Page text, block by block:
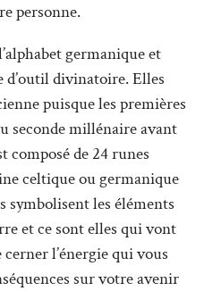
personne.
germanique et
divinatoire. Elles
puisque les premières
seconde millénaire avant
composé de 24 runes
celtique ou germanique
symbolisent les éléments
et ce sont elles qui vont
l’énergie qui vous
sur votre avenir